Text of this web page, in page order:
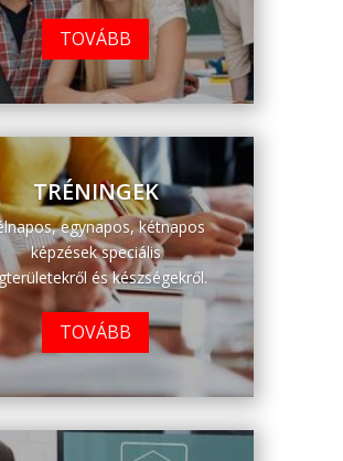
TOVÁBB
TRÉNINGEK
egynapos, kétnapos
képzések speciális
és készségekről.
TOVÁBB